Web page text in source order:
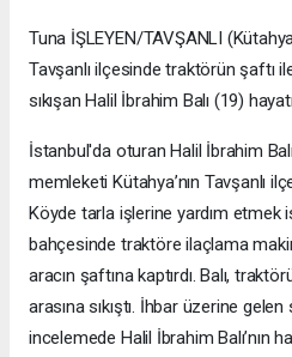
Tuna İŞLEYEN/TAVŞANLI
Tavşanlı ilçesinde traktörün şaftı
sıkışan Halil İbrahim Balı (19)
İstanbul'da oturan Halil İbrahim
memleketi Kütahya’nın Tavşanlı
Köyde tarla işlerine yardım etmek
bahçesinde traktöre ilaçlama
aracın şaftına kaptırdı. Balı,
arasına sıkıştı. İhbar üzerine
incelemede Halil İbrahim Balı’nın